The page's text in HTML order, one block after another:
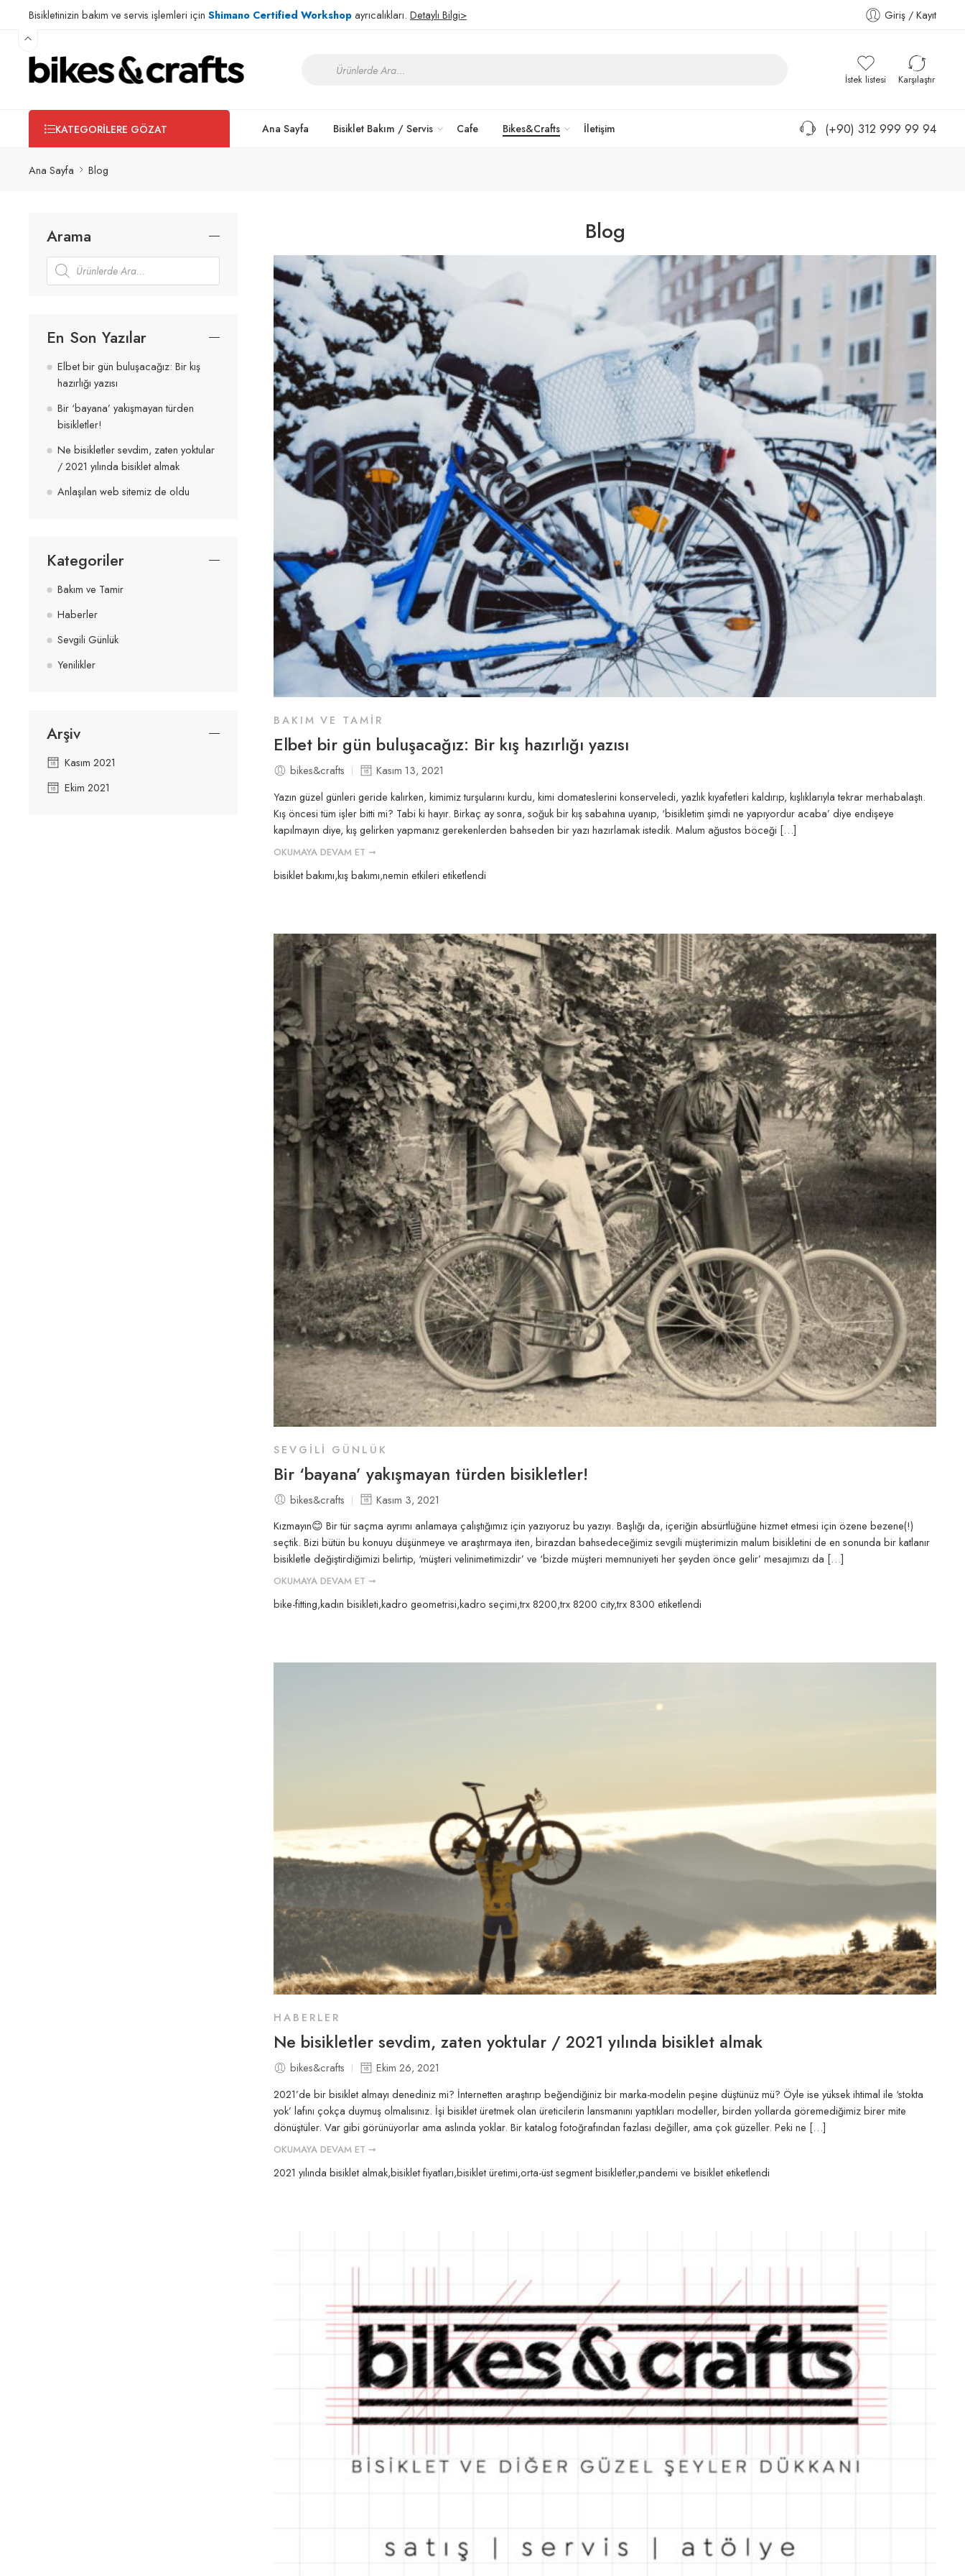
Bisikletinizin bakım ve servis işlemleri için Shimano Certified Workshopayrıcalıkları. Detaylı Bilgi> Giriş / Kayıt
İstek listesi Karşılaştır
KATEGORILERE GÖZAT Ana Sayfa Bisiklet Bakım / Servis Cafe Bikes&Crafts İletişim (+90) 312 999 99 94
Ana Sayfa Blog
Blog
BAKIM VE TAMIR
Elbet bir gün buluşacağız: Bir kış hazırlığı yazısı
bikes&crafts
Kasım 13, 2021
Yazın güzel günleri geride kalırken, kimimiz turşularını kurdu, kimi domateslerini konserveledi, yazlık kıyafetleri kaldırıp, kışlıklarıyla tekrar merhabalaştı.
Kış öncesi tüm işler bitti mi? Tabi ki hayır. Birkaç ay sonra, soğuk bir kış sabahına uyanıp, ‘bisikletim şimdi ne yapıyordur acaba’ diye endişeye
kapılmayın diye, kış gelirken yapmanız gerekenlerden bahseden bir yazı hazırlamak istedik. Malum ağustos böceği […]
OKUMAYA DEVAM ET ➞
bisiklet bakımı,kış bakımı,nemin etkileri etiketlendi
SEVGILI GÜNLÜK
Bir ‘bayana’ yakışmayan türden bisikletler!
bikes&crafts
Kasım 3, 2021
Kızmayın😊 Bir tür saçma ayrımı anlamaya çalıştığımız için yazıyoruz bu yazıyı. Başlığı da, içeriğin absürtlüğüne hizmet etmesi için özene bezene(!)
seçtik. Bizi bütün bu konuyu düşünmeye ve araştırmaya iten, birazdan bahsedeceğimiz sevgili müşterimizin malum bisikletini de en sonunda bir katlanır
bisikletle değiştirdiğimizi belirtip, ‘müşteri velinimetimizdir’ ve ‘bizde müşteri memnuniyeti her şeyden önce gelir’ mesajımızı da […]
OKUMAYA DEVAM ET ➞
bike-fitting,kadın bisikleti,kadro geometrisi,kadro seçimi,trx 8200,trx 8200 city,trx 8300 etiketlendi
HABERLER
Ne bisikletler sevdim, zaten yoktular / 2021 yılında bisiklet almak
bikes&crafts
Ekim 26, 2021
2021’de bir bisiklet almayı denediniz mi? İnternetten araştırıp beğendiğiniz bir marka-modelin peşine düştünüz mü? Öyle ise yüksek ihtimal ile ‘stokta
yok’ lafını çokça duymuş olmalısınız. İşi bisiklet üretmek olan üreticilerin lansmanını yaptıkları modeller, birden yollarda göremediğimiz birer mite
dönüştüler. Var gibi görünüyorlar ama aslında yoklar. Bir katalog fotoğrafından fazlası değiller, ama çok güzeller. Peki ne […]
OKUMAYA DEVAM ET ➞
2021 yılında bisiklet almak,bisiklet fiyatları,bisiklet üretimi,orta-üst segment bisikletler,pandemi ve bisikletetiketlendi
Arama
En Son Yazılar
Elbet bir gün buluşacağız: Bir kış
hazırlığı yazısı
Bir ‘bayana’ yakışmayan türden
bisikletler!
Ne bisikletler sevdim, zaten yoktular
/ 2021 yılında bisiklet almak
Anlaşılan web sitemiz de oldu
Kategoriler
Bakım ve Tamir
Haberler
Sevgili Günlük
Yenilikler
Arşiv
Kasım 2021
Ekim 2021